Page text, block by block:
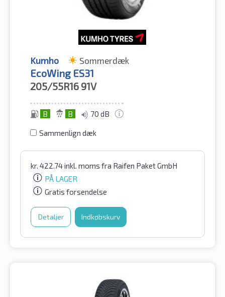
Kumho Sommerdæk
EcoWing ES31
205/55R16 91V
B B 70 dB
Sammenlign dæk
kr. 422.74inkl. moms fra Raifen Paket GmbH
PÅ LAGER
Gratis forsendelse
Detaljer Indkøbskurv